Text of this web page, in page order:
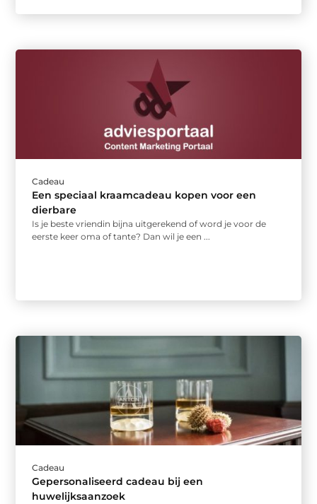
Cadeau
Een speciaal kraamcadeau kopen voor een
dierbare
Is je beste vriendin bijna uitgerekend of word je voor de
eerste keer oma of tante? Dan wil je een ...
Cadeau
Gepersonaliseerd cadeau bij een
huwelijksaanzoek